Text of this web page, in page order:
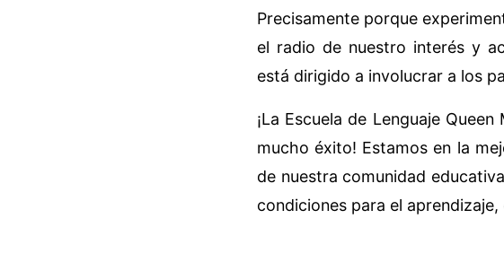
Precisamente porque
el radio de nuestro interés y
está dirigido a involucrar a los
¡La Escuela de Lenguaje
mucho éxito! Estamos en la
de nuestra comunidad
condiciones para el